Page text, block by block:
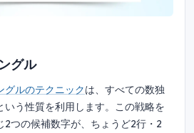
グル
グルのテクニックは、すべての数独
いう性質を利用します。この戦略を
2つの候補数字が、ちょうど2行・2